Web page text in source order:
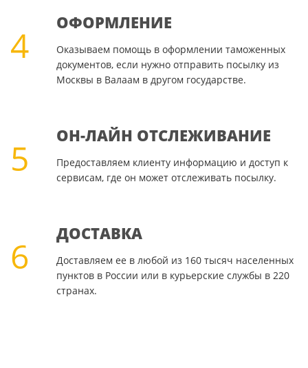
4
ОФОРМЛЕНИЕ
Оказываем помощь в оформлении таможенных
документов, если нужно отправить посылку из
Москвы в Валаам в другом государстве.
5
ОН-ЛАЙН ОТСЛЕЖИВАНИЕ
Предоставляем клиенту информацию и доступ к
сервисам, где он может отслеживать посылку.
6
ДОСТАВКА
Доставляем ее в любой из 160 тысяч населенных
пунктов в России или в курьерские службы в 220
странах.